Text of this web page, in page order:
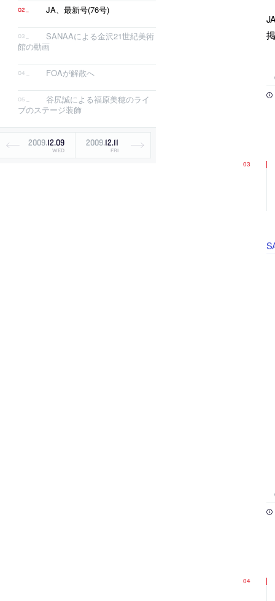
JA、最新号(76号)
SANAAによる金沢21世紀美術
館の動画
FOAが解散へ
谷尻誠による福原美穂のライ
ブのステージ装飾
2009.12.09
WED
2009.12.11
FRI